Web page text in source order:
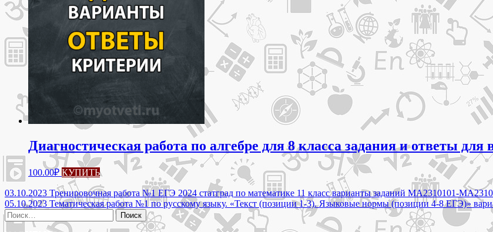
Диагностическая работа по алгебре для 8 класса задания и ответы
100.00₽ КУПИТЬ
Навигация
по
записям
03.10.2023 Тренировочная работа №1 ЕГЭ 2024 статград по математике 11 класс варианты заданий МА2310101-
05.10.2023 Тематическая работа №1 по русскому языку. «Текст (позиции 1-3). Языковые нормы (позиции 4-8 ЕГЭ)»
Найти: